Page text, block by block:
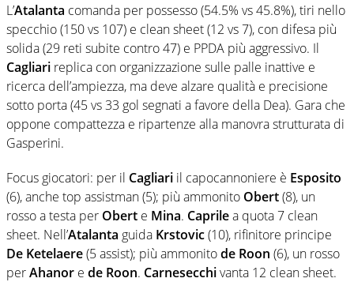
L’Atalanta comanda per possesso (54.5% vs 45.8%), tiri nello
specchio (150 vs 107) e clean sheet (12 vs 7), con difesa più
solida (29 reti subite contro 47) e PPDA più aggressivo. Il
Cagliari replica con organizzazione sulle palle inattive e
ricerca dell’ampiezza, ma deve alzare qualità e precisione
sotto porta (45 vs 33 gol segnati a favore della Dea). Gara che
oppone compattezza e ripartenze alla manovra strutturata di
Gasperini.
Focus giocatori: per il Cagliari il capocannoniere è Esposito
(6), anche top assistman (5); più ammonito Obert(8), un
rosso a testa per Obert e Mina. Caprilea quota 7 clean
sheet. Nell’Atalanta guida Krstovic(10), rifinitore principe
De Ketelaere(5 assist); più ammonitode Roon (6), un rosso
perAhanor e de Roon. Carnesecchivanta 12 clean sheet.